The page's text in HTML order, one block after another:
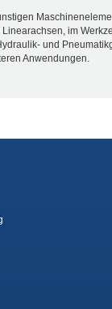
im
und
Anwendungen.